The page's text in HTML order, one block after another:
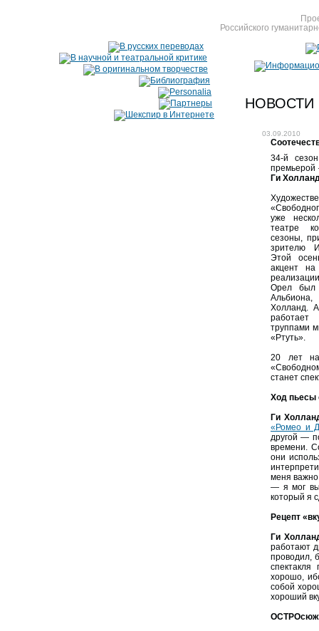
Российского
НОВОСТИ
03.09.2010
34-й
Ги
уже
театре
сезоны,
зрителю
Этой
акцент на
Орел был
Холланд.
труппами
«Ртуть».
20 лет
станет
Ход пьесы
Ги
«Ромео и
другой —
времени.
они
меня
— я мог
который я
Рецепт
Ги
работают
проводил,
хорошо,
собой
хороший